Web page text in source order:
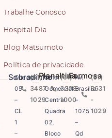
Trabalhe Conosco
Hospital Dia
Blog Matsumoto
Política de privacidade
Sobradinho
Quadra
05
–
CL
1
–
(61)
3487-
1029
Planaltina
Setor
Comercial
Central
Quadra
02,
Bloco
(61)
3308-
1000
Formosa
Av.
Brasília
–
1075
–
Qd
(61)
3631
-
1029